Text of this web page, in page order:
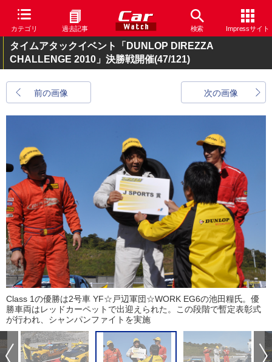
カテゴリ 過去記事 検索 Impressサイト
タイムアタックイベント「DUNLOP DIREZZA
CHALLENGE 2010」決勝戦開催(47/121)
前の画像 次の画像
Class 1の優勝は2号車 YF☆戸辺軍団☆WORK EG6の池田糧氏。優
勝車両はレッドカーペットで出迎えられた。この段階で暫定表彰式
が行われ、シャンパンファイトを実施